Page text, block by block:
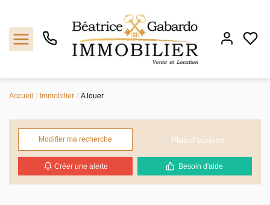
Ventes
Locations
Accueil Immobilier A louer
Modifier ma recherche Plus d'options
Créer une alerte Besoin d'aide